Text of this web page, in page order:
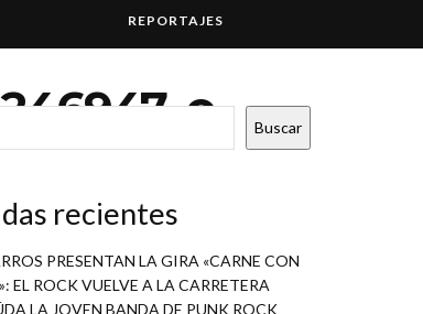
REPORTAJES
Buscar
recientes
PRESENTAN LA GIRA «CARNE CON
EL ROCK VUELVE A LA CARRETERA
LA JOVEN BANDA DE PUNK ROCK